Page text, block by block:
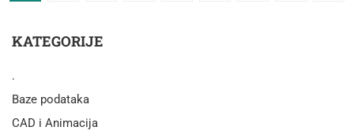
KATEGORIJE
.
Baze podataka
CAD i Animacija